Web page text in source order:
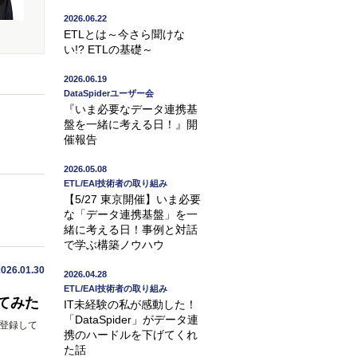
みた
録して
2026.06.22
ETLとは～今さら聞けな
い!? ETLの基礎～
2026.06.19
DataSpiderユーザー会
『いま必要なデータ連携基
盤を一緒に考える日！』開
催報告
2026.05.08
ETL/EAI技術者の取り組み
【5/27 東京開催】いま必要
な「データ連携基盤」を一
緒に考える日！事例と対話
で学ぶ構築ノウハウ
2026.04.28
ETL/EAI技術者の取り組み
IT未経験の私が感動した！
「DataSpider」がデータ連
携のハードルを下げてくれ
た話